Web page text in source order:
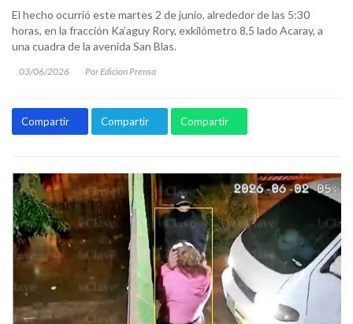
El hecho ocurrió este martes 2 de junio, alrededor de las 5:30
horas, en la fracción Ka’aguy Rory, exkilómetro 8,5 lado Acaray, a
una cuadra de la avenida San Blas.
03/06/2026 Por Edicion Prensa
Compartir Compartir Compartir